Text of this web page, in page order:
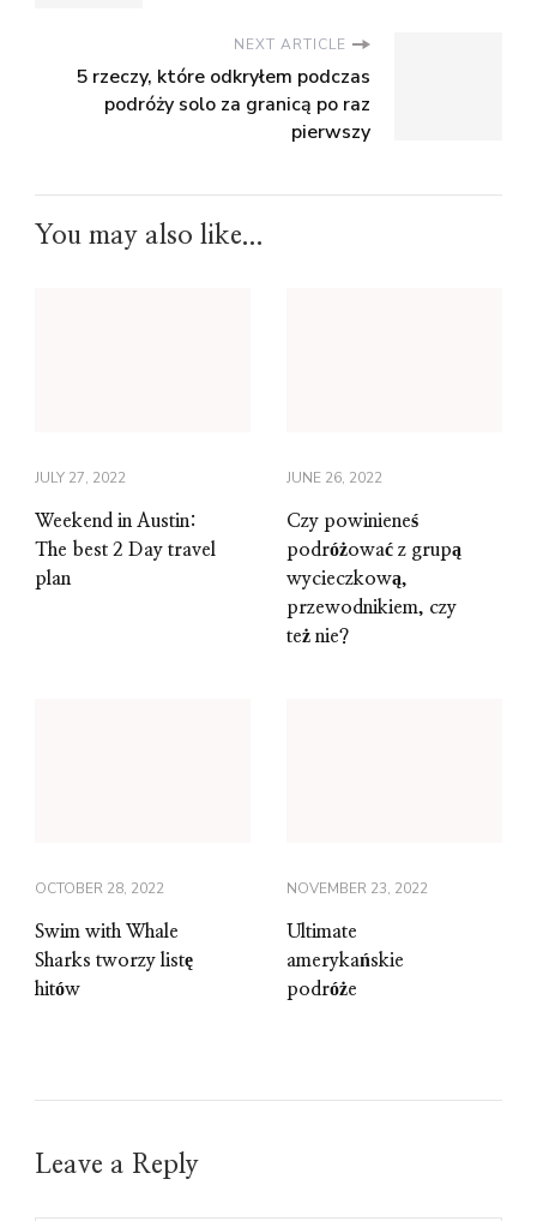
NEXT ARTICLE
5 rzeczy, które odkryłem podczas
podróży solo za granicą po raz
pierwszy
You may also like...
JULY 27, 2022
Weekend in Austin:
The best 2 Day travel
plan
JUNE 26, 2022
Czy powinieneś
podróżować z grupą
wycieczkową,
przewodnikiem, czy
też nie?
OCTOBER 28, 2022
Swim with Whale
Sharks tworzy listę
hitów
NOVEMBER 23, 2022
Ultimate
amerykańskie
podróże
Leave a Reply